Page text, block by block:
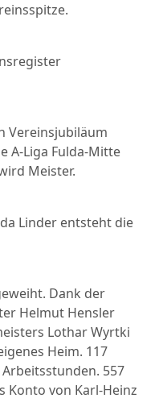
Vereinsjubiläum
A-Liga Fulda-Mitte
Meister.
Linder entsteht die
Dank der
Helmut Hensler
Lothar Wyrtki
Heim. 117
557
Konto von Karl-Heinz